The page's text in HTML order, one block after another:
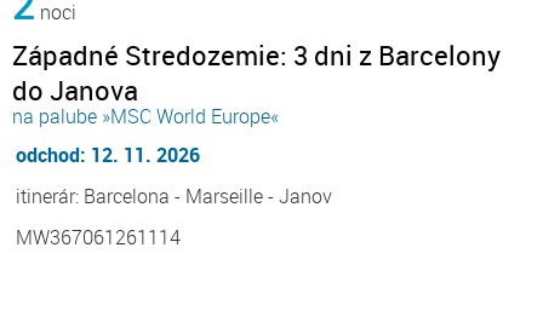
noci
Západné Stredozemie: 3 dni z Barcelony
do Janova
na palube »MSC World Europe«
odchod: 12. 11. 2026
itinerár: Barcelona - Marseille - Janov
MW367061261114